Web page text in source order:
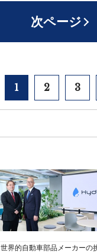
次ページ
1 2 3
世界的自動車部品メーカーの